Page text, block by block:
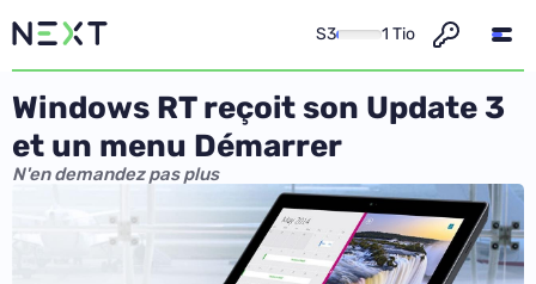
S3 1 Tio
Windows RT reçoit son Update 3
et un menu Démarrer
N'en demandez pas plus